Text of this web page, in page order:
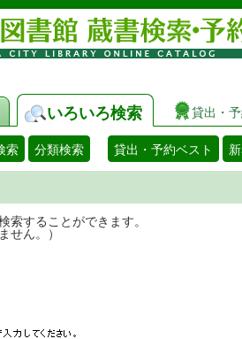
いろいろ検索 貸出・
索 分類検索 貸出・予約ベスト
蔵書を検索することがで
せん。）